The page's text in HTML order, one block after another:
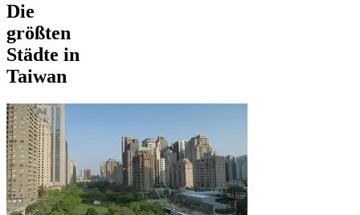
Die
größten
Städte in
Taiwan